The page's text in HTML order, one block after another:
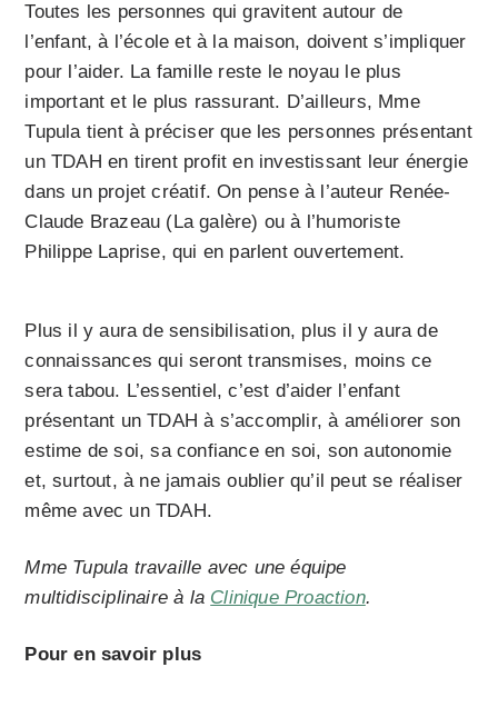
Toutes les personnes qui gravitent autour de
l’enfant, à l’école et à la maison, doivent s’impliquer
pour l’aider. La famille reste le noyau le plus
important et le plus rassurant. D’ailleurs, Mme
Tupula tient à préciser que les personnes présentant
un TDAH en tirent profit en investissant leur énergie
dans un projet créatif. On pense à l’auteur Renée-
Claude Brazeau (La galère) ou à l’humoriste
Philippe Laprise, qui en parlent ouvertement.
Plus il y aura de sensibilisation, plus il y aura de
connaissances qui seront transmises, moins ce
sera tabou. L’essentiel, c’est d’aider l’enfant
présentant un TDAH à s’accomplir, à améliorer son
estime de soi, sa confiance en soi, son autonomie
et, surtout, à ne jamais oublier qu’il peut se réaliser
même avec un TDAH.
Mme Tupula travaille avec une équipe
multidisciplinaire à la Clinique Proaction.
Pour en savoir plus